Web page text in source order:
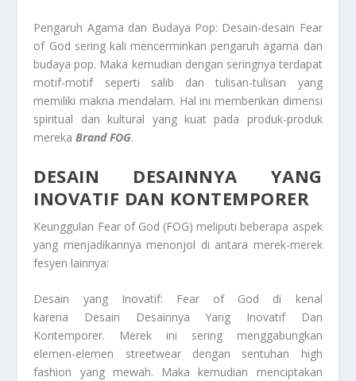
Pengaruh Agama dan Budaya Pop: Desain-desain Fear
of God sering kali mencerminkan pengaruh agama dan
budaya pop. Maka kemudian dengan seringnya terdapat
motif-motif seperti salib dan tulisan-tulisan yang
memiliki makna mendalam. Hal ini memberikan dimensi
spiritual dan kultural yang kuat pada produk-produk
mereka Brand FOG.
DESAIN DESAINNYA YANG
INOVATIF DAN KONTEMPORER
Keunggulan Fear of God (FOG) meliputi beberapa aspek
yang menjadikannya menonjol di antara merek-merek
fesyen lainnya:
Desain yang Inovatif: Fear of God di kenal
karena Desain Desainnya Yang Inovatif Dan
Kontemporer. Merek ini sering menggabungkan
elemen-elemen streetwear dengan sentuhan high
fashion yang mewah. Maka kemudian menciptakan